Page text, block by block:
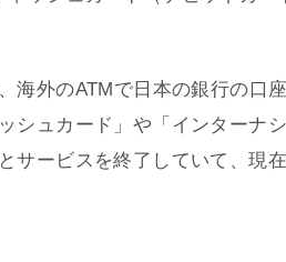
海外のATMで日本の銀行の口
シュカード」や「インターナ
サービスを終了していて、現